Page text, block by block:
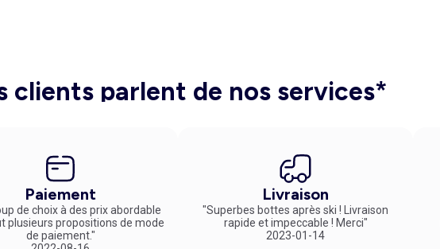
clients parlent de nos services*
Paiement
de choix à des prix abordable
plusieurs propositions de mode
de paiement."
Livraison
"Superbes bottes après ski ! Livraison
rapide et impeccable ! Merci"
2023-01-14